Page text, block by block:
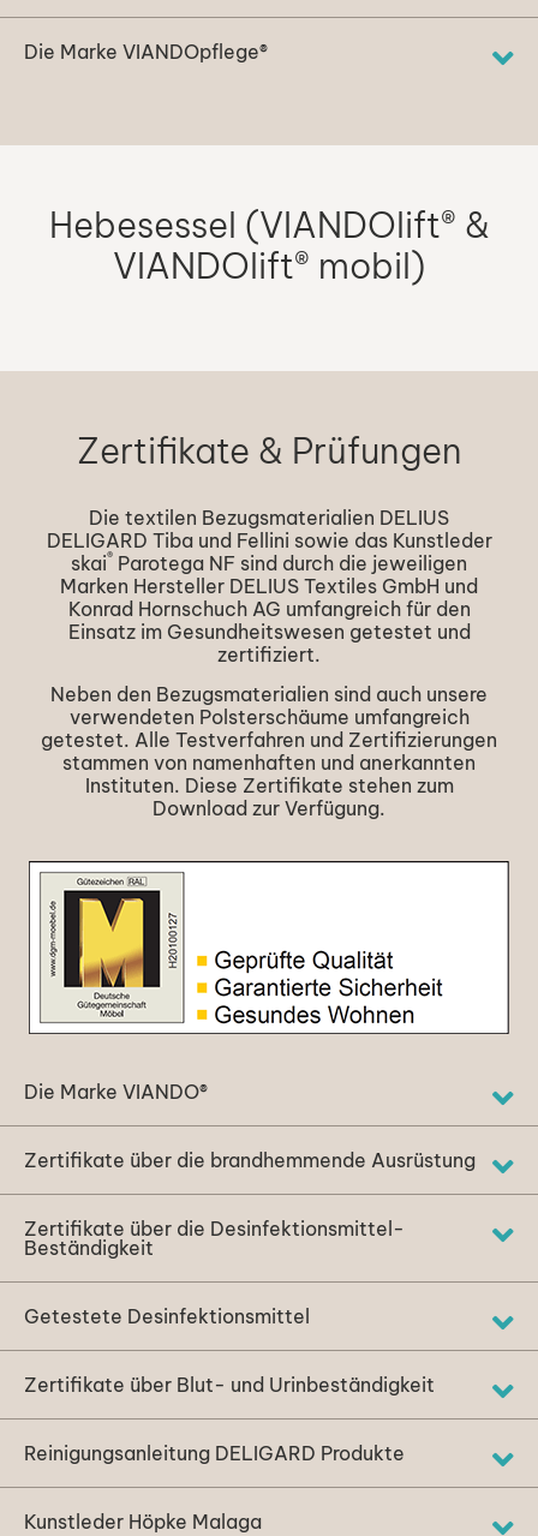
Die Marke VIANDOpflege®
Hebesessel (VIANDOlift® &
VIANDOlift® mobil)
Zertifikate & Prüfungen
Die textilen Bezugsmaterialien DELIUS
DELIGARD Tiba und Fellini sowie das Kunstleder
skai® Parotega NF sind durch die jeweiligen
Marken Hersteller DELIUS Textiles GmbH und
Konrad Hornschuch AG umfangreich für den
Einsatz im Gesundheitswesen getestet und
zertifiziert.
Neben den Bezugsmaterialien sind auch unsere
verwendeten Polsterschäume umfangreich
getestet. Alle Testverfahren und Zertifizierungen
stammen von namenhaften und anerkannten
Instituten. Diese Zertifikate stehen zum
Download zur Verfügung.
Die Marke VIANDO®
Zertifikate über die brandhemmende Ausrüstung
Zertifikate über die Desinfektionsmittel-
Beständigkeit
Getestete Desinfektionsmittel
Zertifikate über Blut- und Urinbeständigkeit​
Reinigungsanleitung DELIGARD Produkte
Kunstleder Höpke Malaga